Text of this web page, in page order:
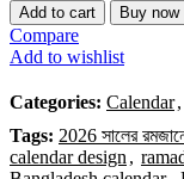
Add to cart Buy now
Compare
Add to wishlist
Categories: Calendar,
Tags: 2026 সালের
calendar design ,